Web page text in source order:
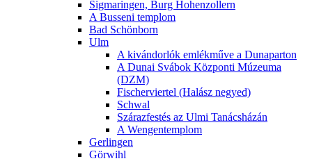
Sigmaringen, Burg Hohenzollern
A Busseni templom
Bad Schönborn
Ulm
A kivándorlók emlékműve a Dunaparton
A Dunai Svábok Központi Múzeuma
(DZM)
Fischerviertel (Halász negyed)
Schwal
Szárazfestés az Ulmi Tanácsházán
A Wengentemplom
Gerlingen
Görwihl